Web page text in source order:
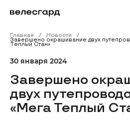
Главная Новости
Завершено окрашивание двух
Теплый Стан»
30 января 2024
Завершено
двух
«Мега Теплый